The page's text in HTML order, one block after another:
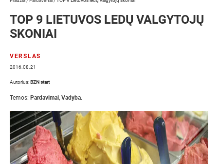
TOP 9 LIETUVOS LEDŲ VALGYTOJŲ
SKONIAI
VERSLAS
2016.08.21
Autorius: BZN start
Temos: Pardavimai, Vadyba.